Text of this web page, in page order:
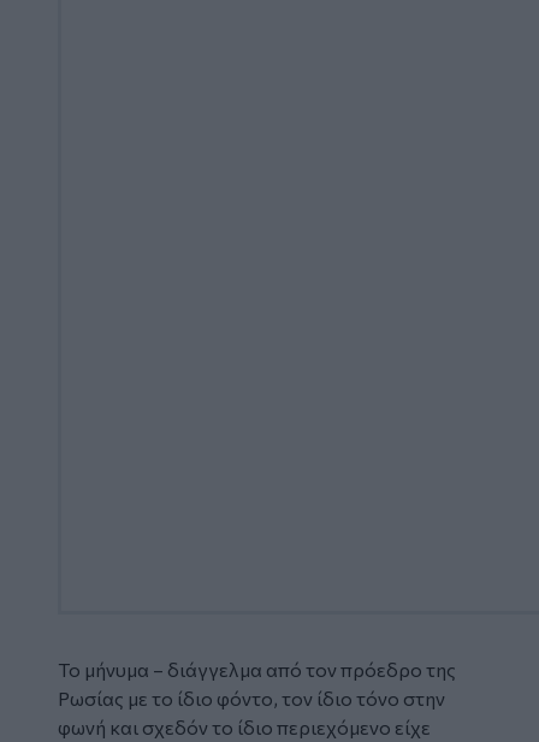
Το μήνυμα – διάγγελμα από τον πρόεδρο της
Ρωσίας με το ίδιο φόντο, τον ίδιο τόνο στην
φωνή και σχεδόν το ίδιο περιεχόμενο είχε